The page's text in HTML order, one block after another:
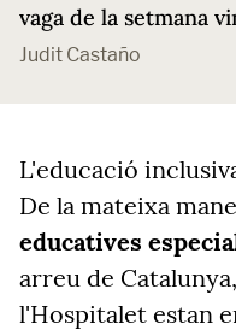
vaga de la setmana
Judit Castaño
L'educació
De la mateixa
educatives
arreu de
l'Hospitalet estan